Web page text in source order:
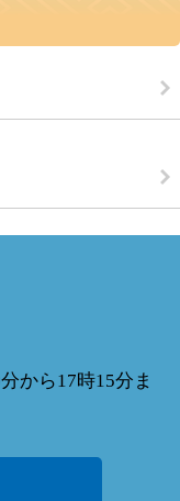
から17時15分ま